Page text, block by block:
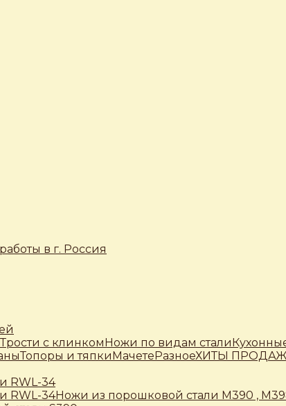
Трости c клинкомНожи по видам стали
Топоры и тяпкиМачетеРазноеХИТЫ
RWL-34
RWL-34Ножи из порошковой стали М390 ,